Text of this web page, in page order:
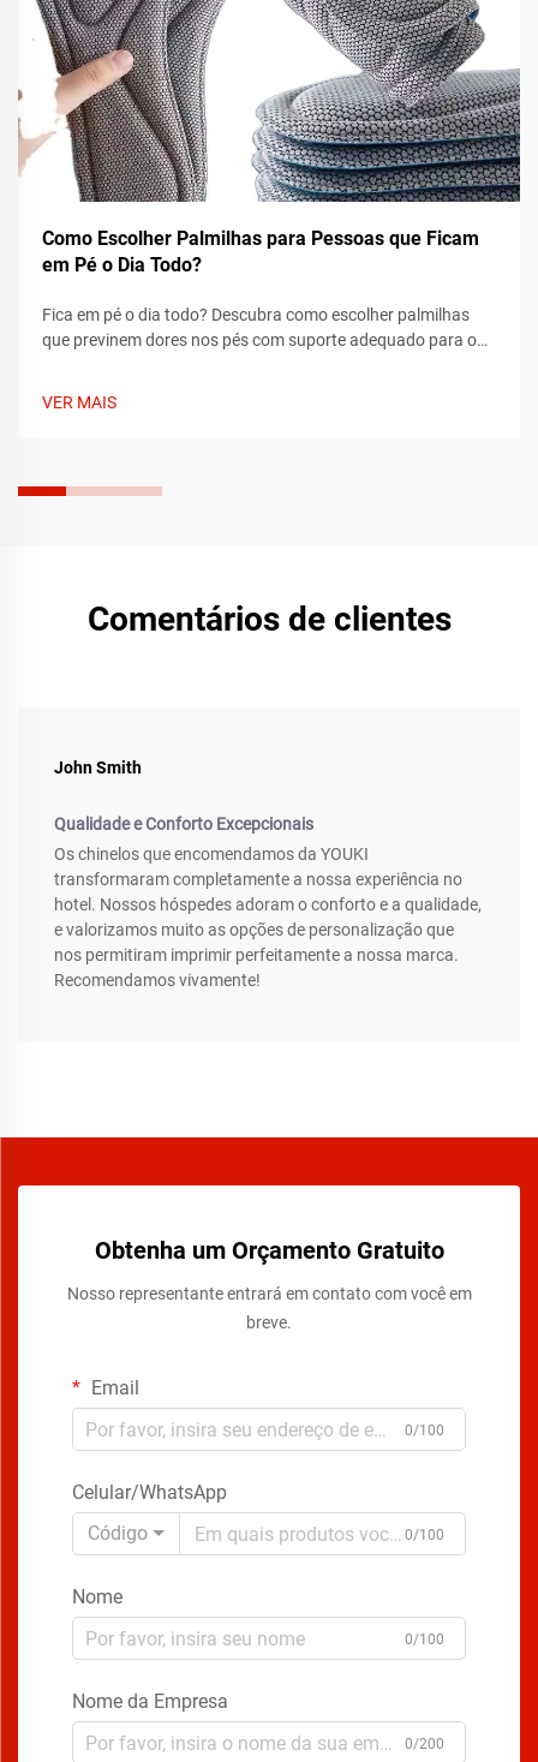
Como Escolher Palmilhas para Pessoas que Ficam
em Pé o Dia Todo?
Fica em pé o dia todo? Descubra como escolher palmilhas
que previnem dores nos pés com suporte adequado para o
VER MAIS
Comentários de clientes
John Smith
Qualidade e Conforto Excepcionais
Os chinelos que encomendamos da YOUKI
transformaram completamente a nossa experiência no
hotel. Nossos hóspedes adoram o conforto e a qualidade,
e valorizamos muito as opções de personalização que
nos permitiram imprimir perfeitamente a nossa marca.
Recomendamos vivamente!
Obtenha um Orçamento Gratuito
Nosso representante entrará em contato com você em
breve.
Email
0/100
Celular/WhatsApp
Código
0/100
Nome
0/100
Nome da Empresa
0/200